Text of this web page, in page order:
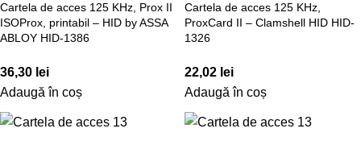
Cartela de acces 125 KHz, Prox II
ISOProx, printabil – HID by ASSA
ABLOY HID-1386
36,30 lei
Adaugă în coș
Cartela de acces 125 KHz,
ProxCard II – Clamshell HID HID-
1326
22,02 lei
Adaugă în coș